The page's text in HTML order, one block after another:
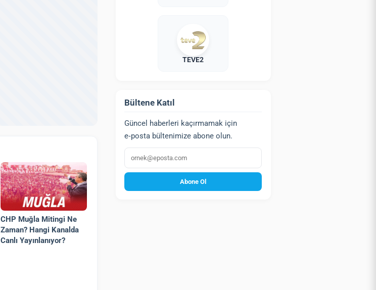
CHP Muğla Mitingi Ne
Zaman? Hangi Kanalda
Canlı Yayınlanıyor?
TEVE2
Bültene Katıl
Güncel haberleri kaçırmamak için
e‑posta bültenimize abone olun.
E‑posta
Abone Ol